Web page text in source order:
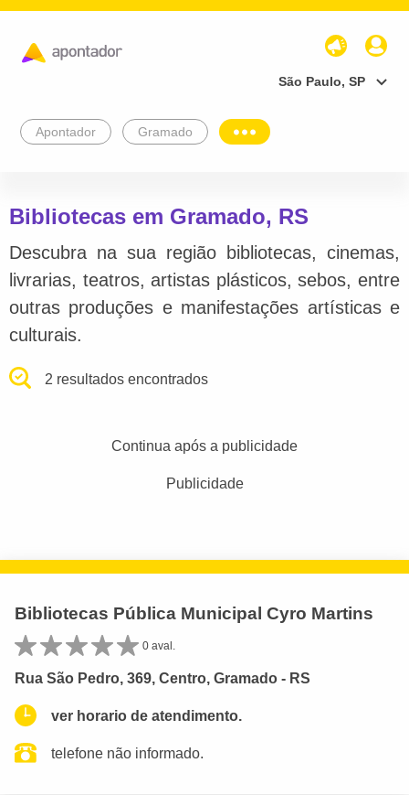
São Paulo, SP
Apontador Gramado
Bibliotecas em Gramado, RS
Descubra na sua região bibliotecas, cinemas,
livrarias, teatros, artistas plásticos, sebos, entre
outras produções e manifestações artísticas e
culturais.
2 resultados encontrados
Continua após a publicidade
Publicidade
Bibliotecas Pública Municipal Cyro Martins
0 aval.
Rua São Pedro, 369, Centro, Gramado - RS
ver horario de atendimento.
telefone não informado.